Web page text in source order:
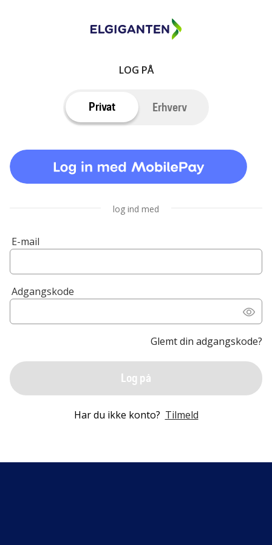
LOG PÅ
Privat Erhverv
log ind med
E-mail
Adgangskode
Glemt din adgangskode?
Log på
Har du ikke konto? Tilmeld